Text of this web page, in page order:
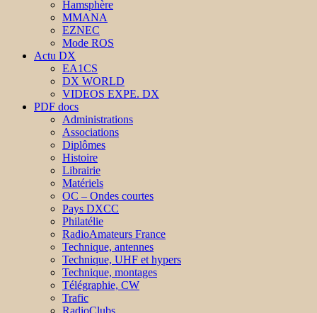
Hamsphère
MMANA
EZNEC
Mode ROS
Actu DX
EA1CS
DX WORLD
VIDEOS EXPE. DX
PDF docs
Administrations
Associations
Diplômes
Histoire
Librairie
Matériels
OC – Ondes courtes
Pays DXCC
Philatélie
RadioAmateurs France
Technique, antennes
Technique, UHF et hypers
Technique, montages
Télégraphie, CW
Trafic
RadioClubs